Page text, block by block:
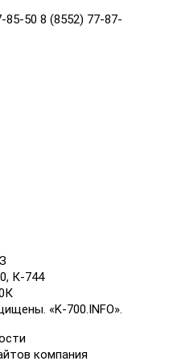
85-50 8 (8552) 77-87-
К-744
«K-700.INFO».
компания